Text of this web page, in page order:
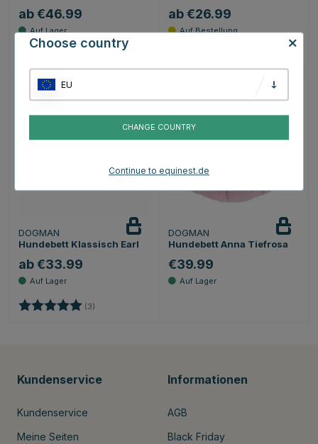
ab €46.99
4.8 von 5 Sternen
ab €26.99
DOGMAN
Hundebett Klassisch Earl
ab €33.99
Bewertung: (3)
DOGMAN
Hundebett Anna Tiefrosa
€39.99
Kundenservice
Kundenservice
Meine Seiten
Informationen
AGB
Black Friday
Choose country
EU
CHANGE COUNTRY
Continue to equinest.de